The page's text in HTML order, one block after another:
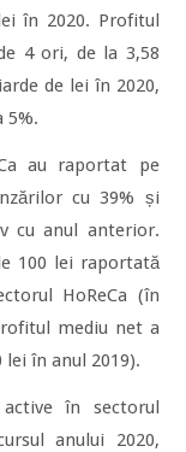
în 2020. Profitul
4 ori, de la 3,58
de lei în 2020,
5%.
au raportat pe
cu 39% și
cu anul anterior.
100 lei raportată
HoReCa (în
mediu net a
lei în anul 2019).
în sectorul
anului 2020,